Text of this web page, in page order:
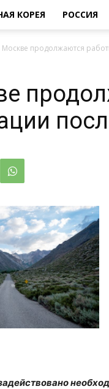
КОРЕЯ РОССИЯ
Москве продолжаются